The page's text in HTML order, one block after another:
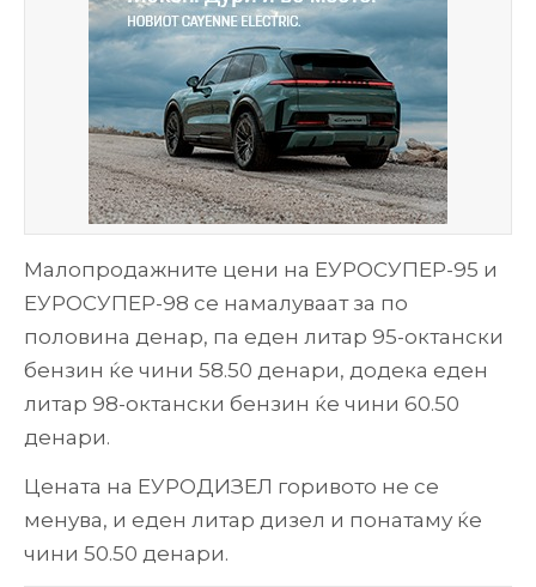
Малопродажните цени на ЕУРОСУПЕР-95 и
ЕУРОСУПЕР-98 се намалуваат за по
половина денар, па еден литар 95-октански
бензин ќе чини 58.50 денари, додека еден
литар 98-октански бензин ќе чини 60.50
денари.
Цената на ЕУРОДИЗЕЛ горивото не се
менува, и еден литар дизел и понатаму ќе
чини 50.50 денари.